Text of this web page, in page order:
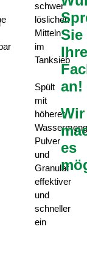
schwer
löslichen
Mitteln
im
Tanksieb
Spült
mit
höherer
Pulver
und
Granulat
effektiver
und
schneller
ein
Sie
an!
Wir
es